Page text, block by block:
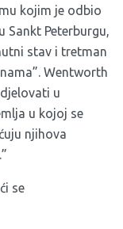
kojim je odbio
Sankt Peterburgu,
stav i tretman
Wentworth
u
u kojoj se
njihova
se